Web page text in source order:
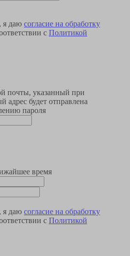
я даю согласие на обработку
с Политикой
почты, указанный при
адрес будет отправлена
пароля
время
я даю согласие на обработку
с Политикой